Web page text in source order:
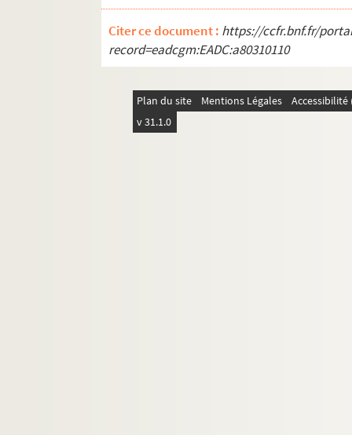
Citer ce document : https://ccfr.bnf.fr/
record=eadcgm:EADC:a80310110
Plan du site Mentions Légales
v 31.1.0